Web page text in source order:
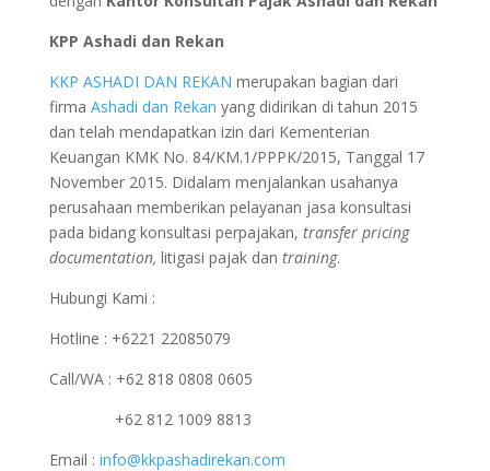
KPP Ashadi dan Rekan
KKP ASHADI DAN REKAN merupakan bagian dari
firma Ashadi dan Rekan yang didirikan di tahun 2015
dan telah mendapatkan izin dari Kementerian
Keuangan KMK No. 84/KM.1/PPPK/2015, Tanggal 17
November 2015. Didalam menjalankan usahanya
perusahaan memberikan pelayanan jasa konsultasi
pada bidang konsultasi perpajakan, transfer pricing
documentation, litigasi pajak dan training.
Hubungi Kami :
Hotline : +6221 22085079
Call/WA : +62 818 0808 0605
+62 812 1009 8813
Email : info@kkpashadirekan.com